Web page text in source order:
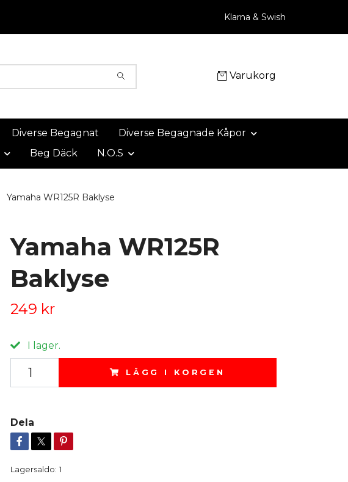
Klarna & Swish
Varukorg
Diverse Begagnat
Diverse Begagnade Kåpor
Beg Däck N.O.S
Yamaha WR125R Baklyse
Yamaha WR125R
Baklyse
249 kr
I lager.
LÄGG I KORGEN
Dela
Lagersaldo: 1